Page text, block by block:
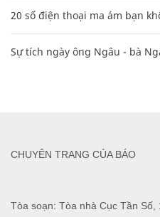
20 số điện thoại ma ám bạn
Sự tích ngày ông Ngâu - bà
Tòa soạn: Tòa nhà Cục Tần Số,
CHUYÊN TRANG CỦA BÁO